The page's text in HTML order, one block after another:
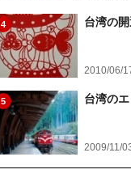
4 台湾の
2010/06/
5 台湾の
2009/11/